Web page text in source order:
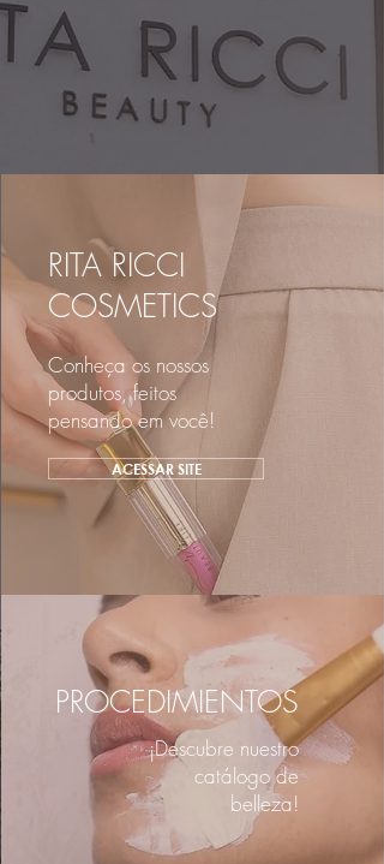
RITA RICCI
COSMETICS
Conheça os nossos
produtos, feitos
pensando em você!
ACESSAR SITE
PROCEDIMIENTOS
¡Descubre nuestro
catálogo de
belleza!